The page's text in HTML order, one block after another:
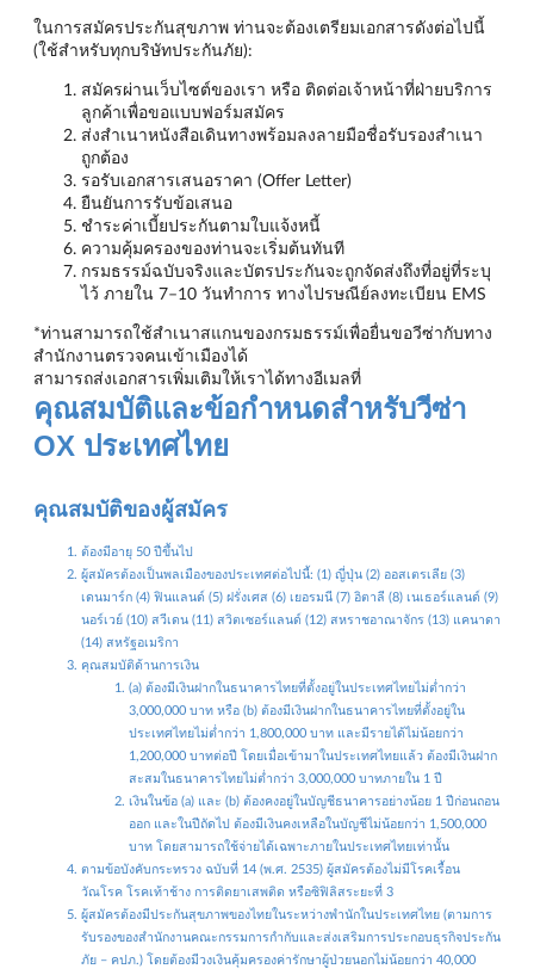
ในการสมัครประกันสุขภาพ ท่านจะต้องเตรียมเอกสารดังต่อไปนี้
(ใช้สำหรับทุกบริษัทประกันภัย):
สมัครผ่านเว็บไซต์ของเรา หรือ ติดต่อเจ้าหน้าที่ฝ่ายบริการ
ลูกค้าเพื่อขอแบบฟอร์มสมัคร
ส่งสำเนาหนังสือเดินทางพร้อมลงลายมือชื่อรับรองสำเนา
ถูกต้อง
รอรับเอกสารเสนอราคา (Offer Letter)
ยืนยันการรับข้อเสนอ
ชำระค่าเบี้ยประกันตามใบแจ้งหนี้
ความคุ้มครองของท่านจะเริ่มต้นทันที
กรมธรรม์ฉบับจริงและบัตรประกันจะถูกจัดส่งถึงที่อยู่ที่ระบุ
ไว้ ภายใน 7–10 วันทำการ ทางไปรษณีย์ลงทะเบียน EMS
*ท่านสามารถใช้สำเนาสแกนของกรมธรรม์เพื่อยื่นขอวีซ่ากับทาง
สำนักงานตรวจคนเข้าเมืองได้
สามารถส่งเอกสารเพิ่มเติมให้เราได้ทางอีเมลที่
คุณสมบัติและข้อกำหนดสำหรับวีซ่า
OX ประเทศไทย
คุณสมบัติของผู้สมัคร
ต้องมีอายุ 50 ปีขึ้นไป
ผู้สมัครต้องเป็นพลเมืองของประเทศต่อไปนี้: (1) ญี่ปุ่น (2) ออสเตรเลีย (3)
เดนมาร์ก (4) ฟินแลนด์ (5) ฝรั่งเศส (6) เยอรมนี (7) อิตาลี (8) เนเธอร์แลนด์ (9)
นอร์เวย์ (10) สวีเดน (11) สวิตเซอร์แลนด์ (12) สหราชอาณาจักร (13) แคนาดา
(14) สหรัฐอเมริกา
คุณสมบัติด้านการเงิน
(a) ต้องมีเงินฝากในธนาคารไทยที่ตั้งอยู่ในประเทศไทยไม่ต่ำกว่า
3,000,000 บาท หรือ (b) ต้องมีเงินฝากในธนาคารไทยที่ตั้งอยู่ใน
ประเทศไทยไม่ต่ำกว่า 1,800,000 บาท และมีรายได้ไม่น้อยกว่า
1,200,000 บาทต่อปี โดยเมื่อเข้ามาในประเทศไทยแล้ว ต้องมีเงินฝาก
สะสมในธนาคารไทยไม่ต่ำกว่า 3,000,000 บาทภายใน 1 ปี
เงินในข้อ (a) และ (b) ต้องคงอยู่ในบัญชีธนาคารอย่างน้อย 1 ปีก่อนถอน
ออก และในปีถัดไป ต้องมีเงินคงเหลือในบัญชีไม่น้อยกว่า 1,500,000
บาท โดยสามารถใช้จ่ายได้เฉพาะภายในประเทศไทยเท่านั้น
ตามข้อบังคับกระทรวง ฉบับที่ 14 (พ.ศ. 2535) ผู้สมัครต้องไม่มีโรคเรื้อน
วัณโรค โรคเท้าช้าง การติดยาเสพติด หรือซิฟิลิสระยะที่ 3
ผู้สมัครต้องมีประกันสุขภาพของไทยในระหว่างพำนักในประเทศไทย (ตามการ
รับรองของสำนักงานคณะกรรมการกำกับและส่งเสริมการประกอบธุรกิจประกัน
ภัย – คปภ.) โดยต้องมีวงเงินคุ้มครองค่ารักษาผู้ป่วยนอกไม่น้อยกว่า 40,000